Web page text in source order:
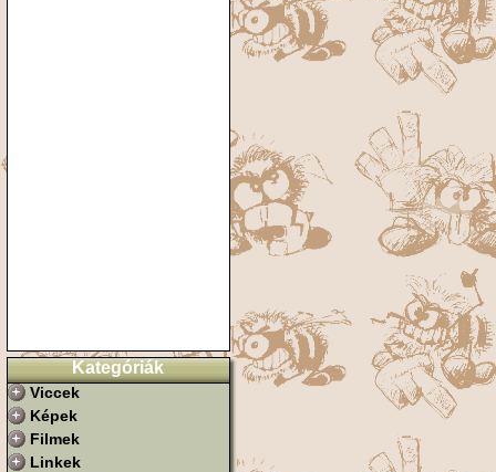
Kategóriák
Viccek
Képek
Filmek
Linkek